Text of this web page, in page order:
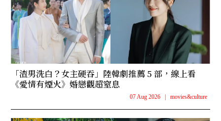
「渣男洗白？女主硬吞」陸韓劇推薦 5 部，線上看
《愛情有煙火》婚戀觀超窒息
07 Aug 2026 | movies&culture